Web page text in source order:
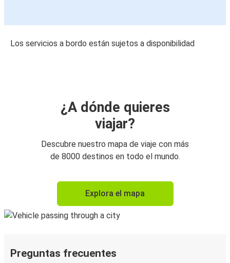
Los servicios a bordo están sujetos a disponibilidad
¿A dónde quieres
viajar?
Descubre nuestro mapa de viaje con más
de 8000 destinos en todo el mundo.
Explora el mapa
Preguntas frecuentes